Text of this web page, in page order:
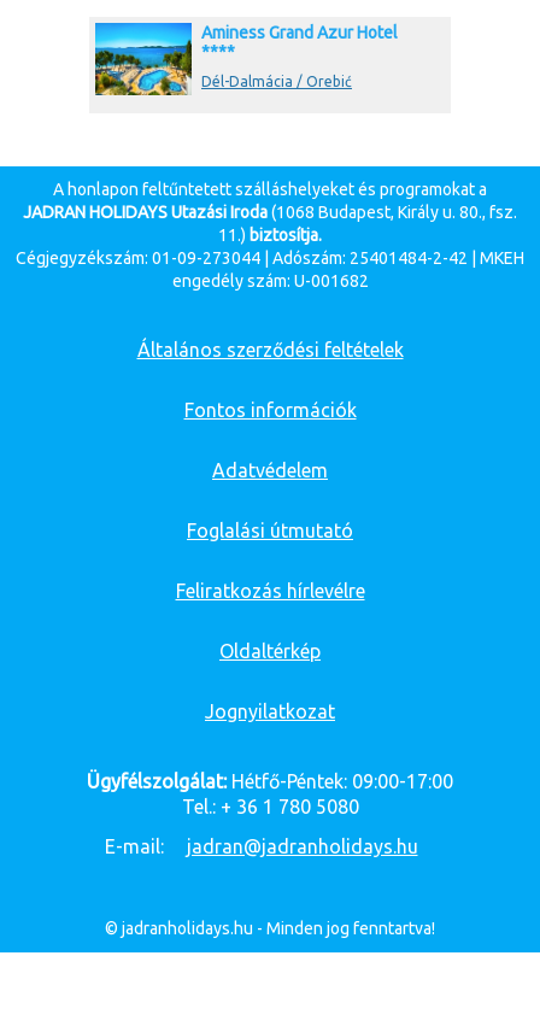
Aminess Grand Azur Hotel
****
Dél-Dalmácia / Orebić
A honlapon feltűntetett szálláshelyeket és programokat a
JADRAN HOLIDAYS Utazási Iroda(1068 Budapest, Király u. 80., fsz.
11.) biztosítja.
Cégjegyzékszám: 01-09-273044 | Adószám: 25401484-2-42 | MKEH
engedély szám: U-001682
Általános szerződési feltételek
Fontos információk
Adatvédelem
Foglalási útmutató
Feliratkozás hírlevélre
Oldaltérkép
Jognyilatkozat
Ügyfélszolgálat:Hétfő-Péntek: 09:00-17:00
Tel.: + 36 1 780 5080
E-mail:
jadran@jadranholidays.hu
© jadranholidays.hu - Minden jog fenntartva!